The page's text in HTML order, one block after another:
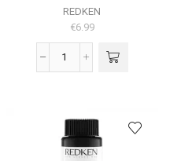
REDKEN
€6.99
2M
Shades
EQ
-